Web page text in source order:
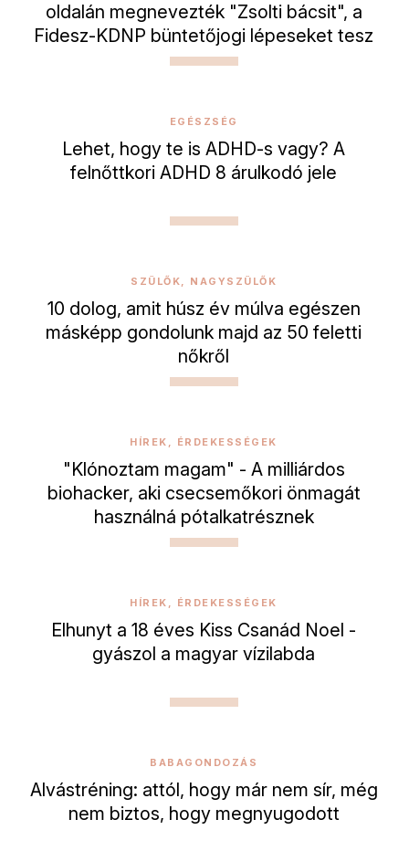
oldalán megnevezték "Zsolti bácsit", a
Fidesz-KDNP büntetőjogi lépeseket tesz
EGÉSZSÉG
Lehet, hogy te is ADHD-s vagy? A
felnőttkori ADHD 8 árulkodó jele
SZÜLŐK, NAGYSZÜLŐK
10 dolog, amit húsz év múlva egészen
másképp gondolunk majd az 50 feletti
nőkről
HÍREK, ÉRDEKESSÉGEK
"Klónoztam magam" - A milliárdos
biohacker, aki csecsemőkori önmagát
használná pótalkatrésznek
HÍREK, ÉRDEKESSÉGEK
Elhunyt a 18 éves Kiss Csanád Noel -
gyászol a magyar vízilabda
BABAGONDOZÁS
Alvástréning: attól, hogy már nem sír, még
nem biztos, hogy megnyugodott